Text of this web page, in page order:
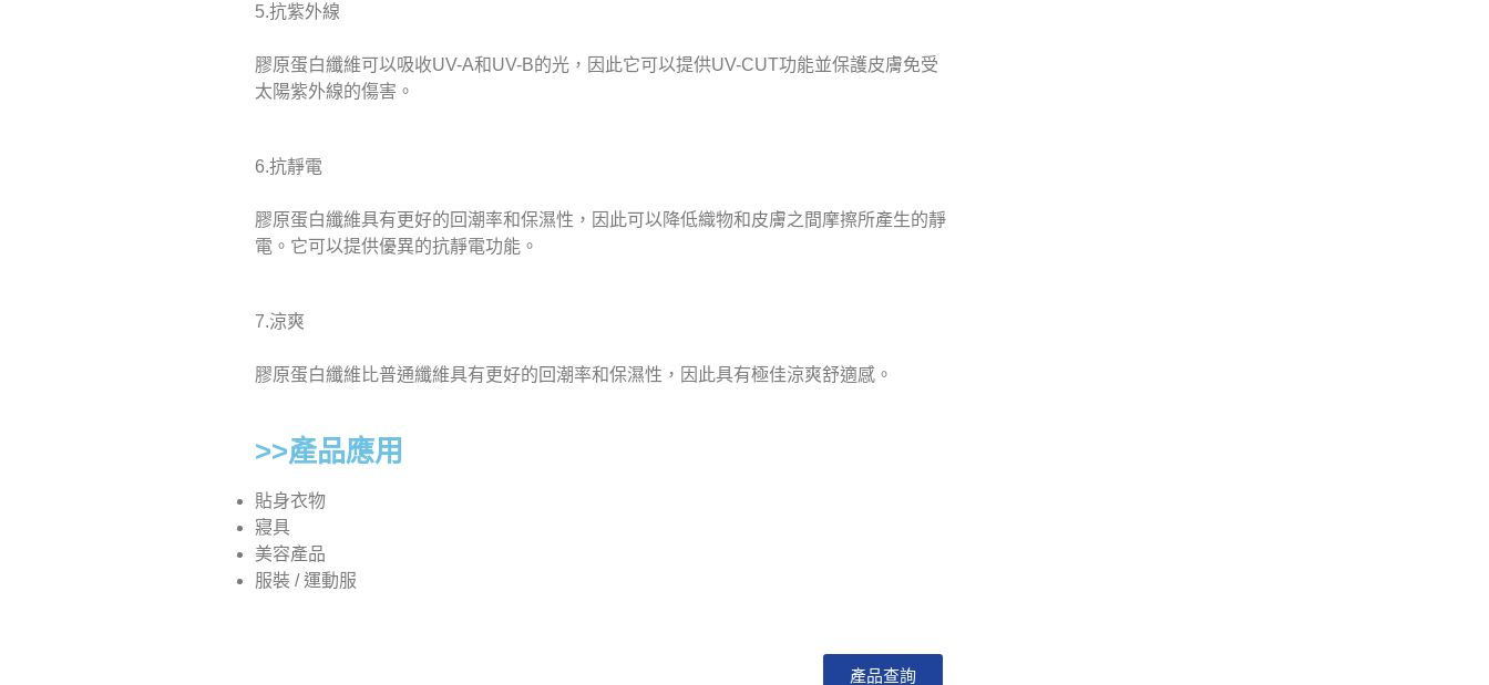
5.抗紫外線
膠原蛋白纖維可以吸收UV-A和UV-B的光，因此它可以提供UV-CUT功能並保護皮膚免受
太陽紫外線的傷害。
6.抗靜電
膠原蛋白纖維具有更好的回潮率和保濕性，因此可以降低織物和皮膚之間摩擦所產生的靜
電。它可以提供優異的抗靜電功能。
7.涼爽
膠原蛋白纖維比普通纖維具有更好的回潮率和保濕性，因此具有極佳涼爽舒適感。
>>產品應用
貼身衣物
寢具
美容產品
服裝 / 運動服
產品查詢